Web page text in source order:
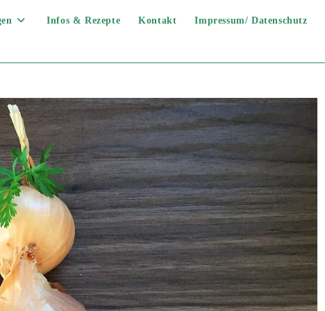
Infos & Rezepte Kontakt Impressum/ Datenschutz